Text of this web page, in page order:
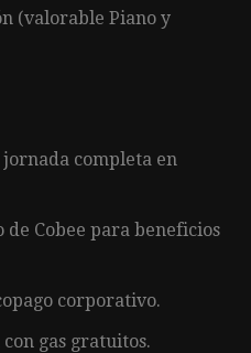
(valorable Piano y
completa en
de Cobee para beneficios
corporativo.
gas gratuitos.